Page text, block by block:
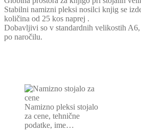
Stabilni namizni pleksi nosilci knjig se
količina od 25 kos naprej .
Dobavljivi so v standardnih velikostih
po naročilu.
Namizno pleksi stojalo
za cene, tehnične
podatke, ime…